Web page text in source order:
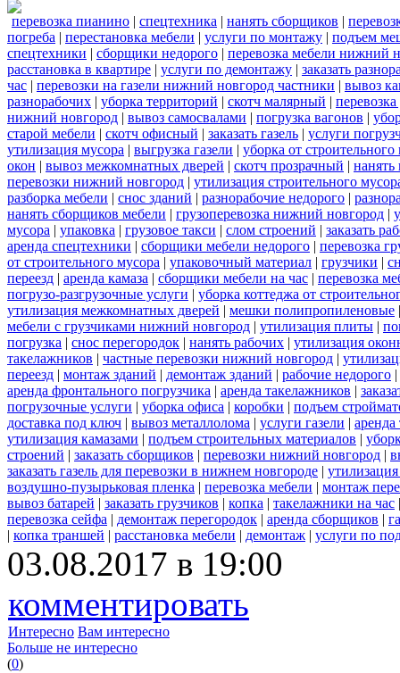
перевозка пианино | спецтехника | нанять сборщиков |
погреба | перестановка мебели | услуги по монтажу | подъем
спецтехники | сборщики недорого | перевозка мебели нижний
расстановка в квартире | услуги по демонтажу | заказать
час | перевозки на газели нижний новгород частники | вывоз
разнорабочих | уборка территорий | скотч малярный |
нижний новгород | вывоз самосвалами | погрузка вагонов |
старой мебели | скотч офисный | заказать газель | услуги
утилизация мусора | выгрузка газели | уборка от строительного
окон | вывоз межкомнатных дверей | скотч прозрачный | нанять
перевозки нижний новгород | утилизация строительного
разборка мебели | снос зданий | разнорабочие недорого |
нанять сборщиков мебели | грузоперевозка нижний новгород |
мусора | упаковка | грузовое такси | слом строений | заказать
аренда спецтехники | сборщики мебели недорого | перевозка
от строительного мусора | упаковочный материал | грузчики |
переезд | аренда камаза | сборщики мебели на час | перевозка
погрузо-разгрузочные услуги | уборка коттеджа от
утилизация межкомнатных дверей | мешки полипропиленовые
мебели с грузчиками нижний новгород | утилизация плиты |
погрузка | снос перегородок | нанять рабочих | утилизация
такелажников | частные перевозки нижний новгород |
переезд | монтаж зданий | демонтаж зданий | рабочие недорого |
аренда фронтального погрузчика | аренда такелажников |
погрузочные услуги | уборка офиса | коробки | подъем
доставка под ключ | вывоз металлолома | услуги газели | аренда
утилизация камазами | подъем строительных материалов |
строений | заказать сборщиков | перевозки нижний новгород |
заказать газель для перевозки в нижнем новгороде |
воздушно-пузырьковая пленка | перевозка мебели | монтаж
вывоз батарей | заказать грузчиков | копка | такелажники на час
перевозка сейфа | демонтаж перегородок | аренда сборщиков |
| копка траншей | расстановка мебели | демонтаж | услуги по
03.08.2017 в 19:00
комментировать
Интересно Вам интересно
Больше не интересно
(0)